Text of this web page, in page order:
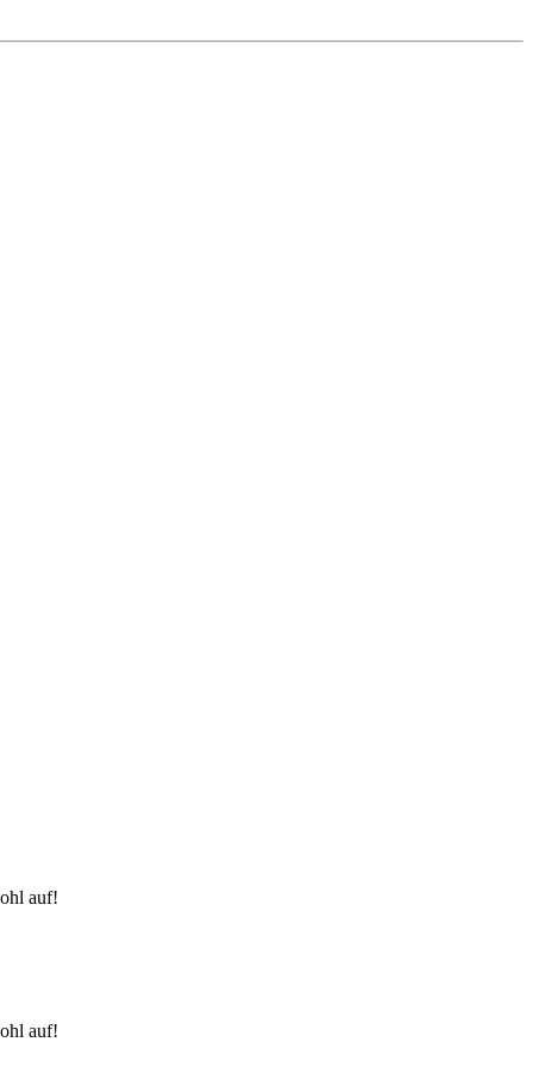
auf!
auf!